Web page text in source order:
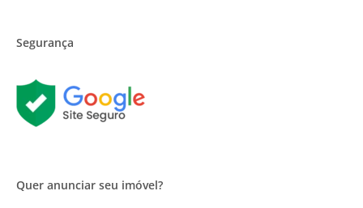
Segurança
Quer anunciar seu imóvel?